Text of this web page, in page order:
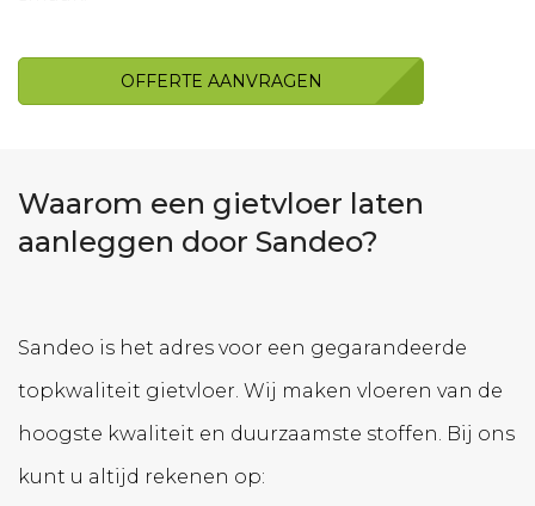
OFFERTE AANVRAGEN
Waarom een gietvloer laten
aanleggen door Sandeo?
Sandeo is het adres voor een gegarandeerde
topkwaliteit gietvloer. Wij maken vloeren van de
hoogste kwaliteit en duurzaamste stoffen. Bij ons
kunt u altijd rekenen op: